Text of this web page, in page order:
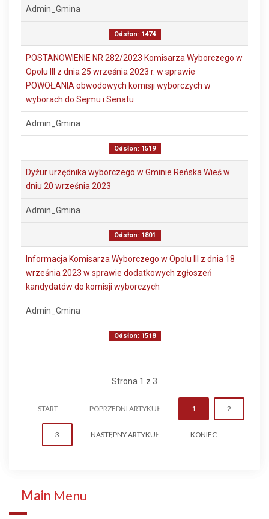
Admin_Gmina
Odsłon: 1474
POSTANOWIENIE NR 282/2023 Komisarza Wyborczego w
Opolu III z dnia 25 września 2023 r. w sprawie
POWOŁANIA obwodowych komisji wyborczych w
wyborach do Sejmu i Senatu
Admin_Gmina
Odsłon: 1519
Dyżur urzędnika wyborczego w Gminie Reńska Wieś w
dniu 20 września 2023
Admin_Gmina
Odsłon: 1801
Informacja Komisarza Wyborczego w Opolu III z dnia 18
września 2023 w sprawie dodatkowych zgłoszeń
kandydatów do komisji wyborczych
Admin_Gmina
Odsłon: 1518
Strona 1 z 3
START POPRZEDNI ARTYKUŁ 1 2
3 NASTĘPNY ARTYKUŁ KONIEC
Main Menu